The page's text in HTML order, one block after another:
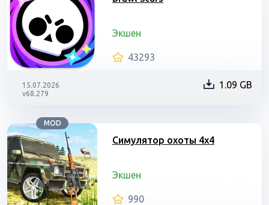
Экшен
43293
15.07.2026
v68.279
1.09 GB
MOD
Симулятор охоты 4х4
Экшен
990